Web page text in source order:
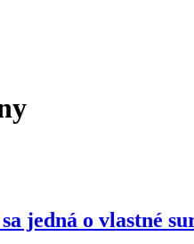
jedná o vlastné